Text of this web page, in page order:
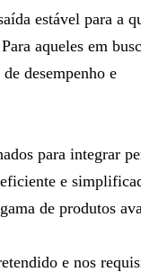
estável para a
aqueles em
desempenho e
para integrar
e
de produtos
e nos